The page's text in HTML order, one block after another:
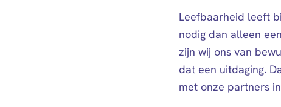
Leefbaarheid leeft
nodig dan alleen
zijn wij ons van
dat een uitdaging.
met onze partners